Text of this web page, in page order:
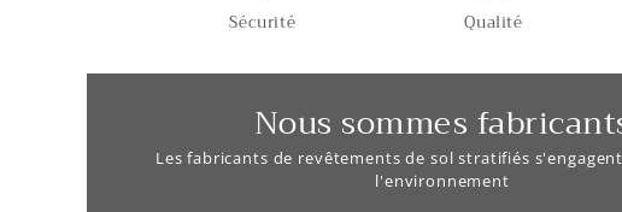
Sécurité Qualité
Nous sommes
Les fabricants de revêtements de sol stratifiés
l'environnement